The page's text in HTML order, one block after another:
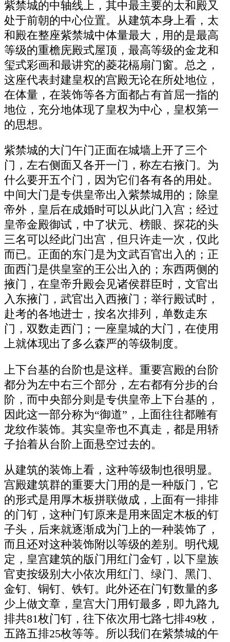
紫禁城的中轴线上，其中最主要的太和殿又
处于前朝的中心位置。从建筑本身上看，太
和殿在整座紫禁城中体量最大，用的是最高
等级的重檐庑殿式屋顶，最高等级的金龙和
玺式彩画和最讲究的菱花槅扇门窗。总之，
这座代表封建皇权的宫殿无论在所处地位，
在体量，在装饰等各方面都占有首屈一指的
地位，充分地体现了皇权为中心，皇权第一
的思想。
紫禁城的大门午门正面在城墙上开了三个
门，左右侧面又各开一门，称左右掖门。为
什么要开五个门，因为它们各有各的用处。
中间大门是专供皇帝出入紫禁城用的；除皇
帝外，皇后在成婚时可以从此门入宫；经过
皇帝金殿御试，中了状元、榜眼、探花的头
三名可以经此门出宫，但只许走一次，仅此
而已。正面的东门是为文武百官出入的；正
面西门是供皇室的王公出入的；东西两侧的
掖门，在皇帝升殿会见诸侯群臣时，文官出
入东掖门，武官出入西掖门；举行殿试时，
赴考的各地进士，按名次排列，单数走东
门，双数走西门；一座皇城的大门，在使用
上就体现出了多么森严的等级制度。
上下台基的台阶也是这样。重要宫殿的台阶
都分为左中右三个部分，左右都有分步的台
阶，而中央部分则是专供皇帝上下台基的，
因此这一部分称为“御道”，上面往往都雕有
龙纹作装饰。其实皇帝也不真走，都是用轿
子抬着从台阶上面悬空过去的。
从建筑的装饰上看，这种等级制也很明显。
宫殿建筑群的重要大门用的是一种版门，它
的形式是用厚木板拼联做成，上面有一排排
的门钉，这种门钉原来是用来固定木板的钉
子头，后来就逐渐成为门上的一种装饰了，
而且还对这种装饰附以等级的差别。明代规
定，皇宫建筑的版门用红门金钉，以下皇族
官吏按级别大小依次用红门、绿门、黑门、
金钉、铜钉、铁钉。此外还在门钉数量的多
少上做文章，皇宫大门用钉最多，即九路九
排共81枚门钉，往下依次用七路七排49枚，
五路五排25枚等等。所以我们在紫禁城的午